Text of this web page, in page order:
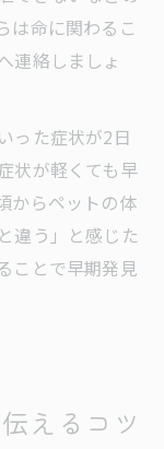
は命に関わるこ
連絡しましょ
った症状が2日
状が軽くても早
からペットの体
違う」と感じた
ことで早期発見
えるコツ